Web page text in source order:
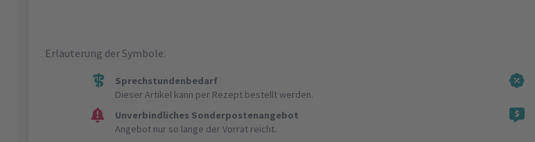
Erläuterung der Symbole:
Sprechstundenbedarf
Dieser Artikel kann per Rezept bestellt werden.
Unverbindliches Sonderpostenangebot
Angebot nur so lange der Vorrat reicht.